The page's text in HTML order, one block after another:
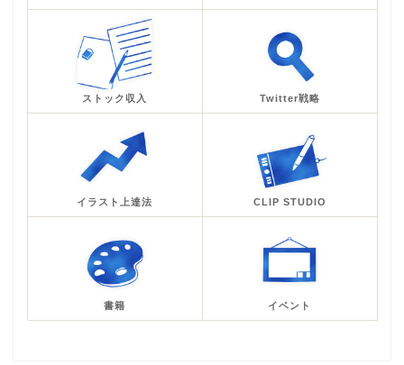
ストック収入 Twitter戦略
イラスト上達法 CLIP STUDIO
書籍 イベント